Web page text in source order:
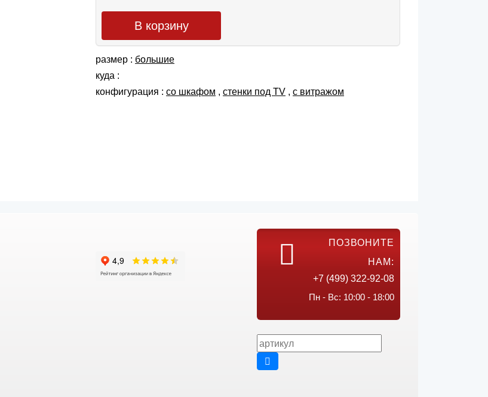
В корзину
размер : большие
куда :
конфигурация : со шкафом , cтенки под TV , с витражом
ПОЗВОНИТЕ
НАМ:
+7 (499) 322-92-08
Пн - Вс: 10:00 - 18:00